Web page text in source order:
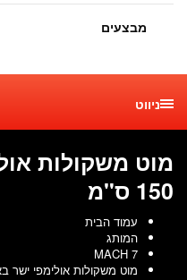
מבצעים
ניווט
מוט משקולות
150 ס"מ
עמוד הבית
המותג
MACH 7
מוט משקולות אולימפי ישר באורך 150